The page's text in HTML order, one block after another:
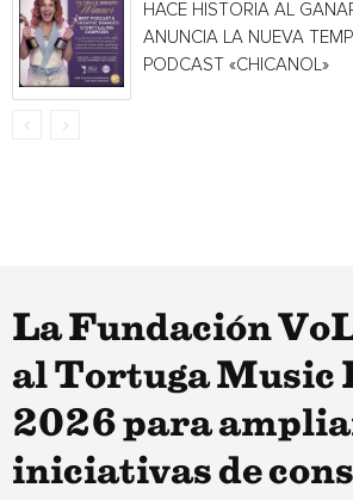
HACE HISTORIA AL
ANUNCIA LA NUEVA
PODCAST «CHICANOL»
La Fundación
al Tortuga Music
2026 para
iniciativas de